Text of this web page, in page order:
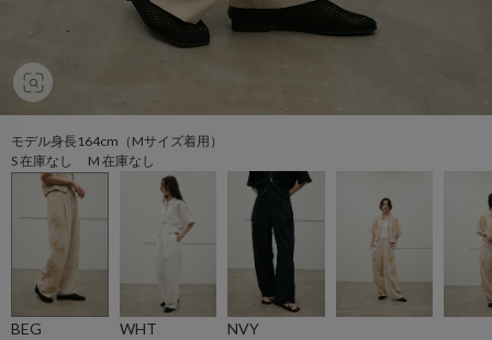
モデル身長164cm（Mサイズ着用）
S 在庫なし M 在庫なし
BEG WHT NVY